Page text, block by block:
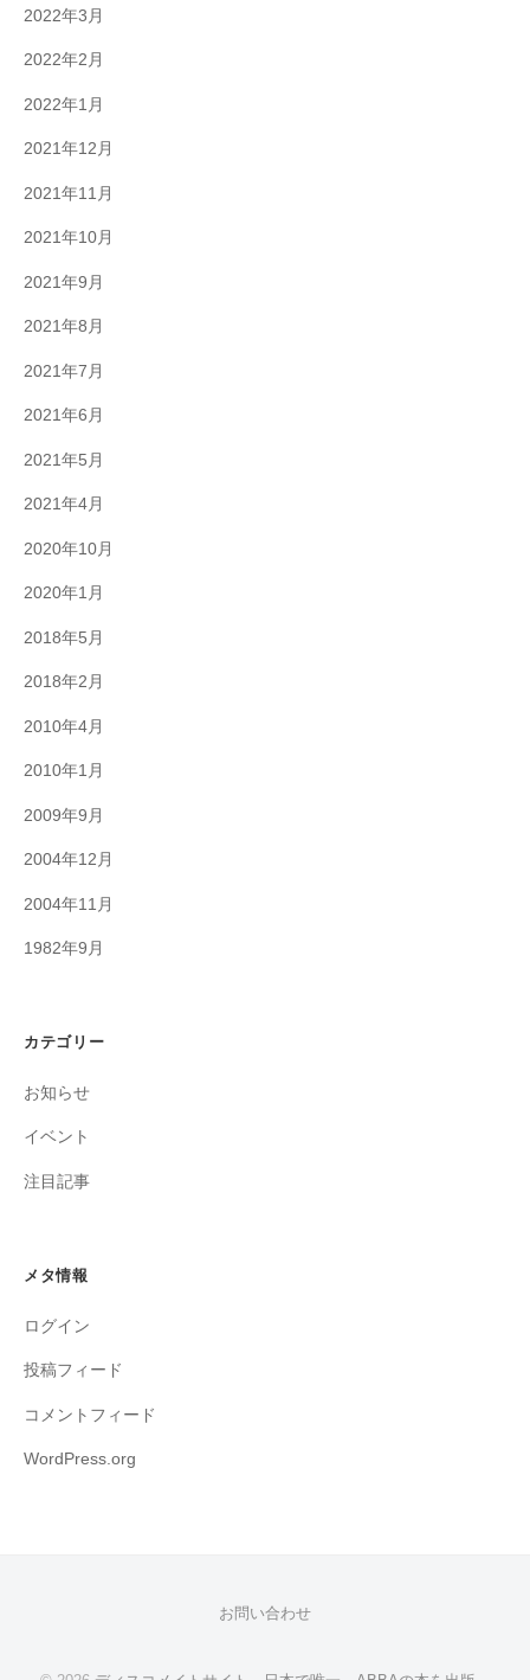
2022年3月
2022年2月
2022年1月
2021年12月
2021年11月
2021年10月
2021年9月
2021年8月
2021年7月
2021年6月
2021年5月
2021年4月
2020年10月
2020年1月
2018年5月
2018年2月
2010年4月
2010年1月
2009年9月
2004年12月
2004年11月
1982年9月
カテゴリー
お知らせ
イベント
注目記事
メタ情報
ログイン
投稿フィード
コメントフィード
WordPress.org
お問い合わせ